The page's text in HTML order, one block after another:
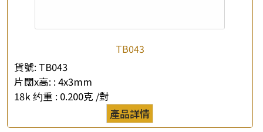
TB043
貨號: TB043
片闊x高: : 4x3mm
18k 约重 : 0.200克 /對
產品詳情